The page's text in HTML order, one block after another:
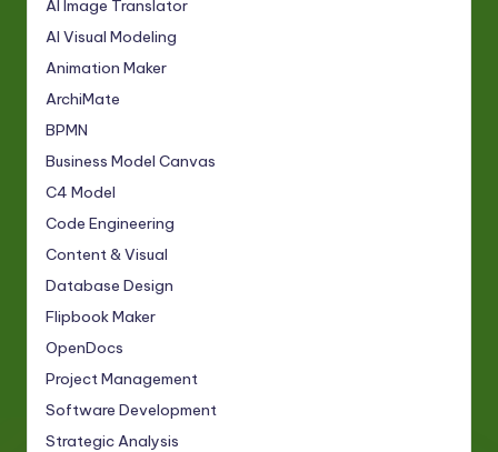
AI Image Translator
AI Visual Modeling
Animation Maker
ArchiMate
BPMN
Business Model Canvas
C4 Model
Code Engineering
Content & Visual
Database Design
Flipbook Maker
OpenDocs
Project Management
Software Development
Strategic Analysis